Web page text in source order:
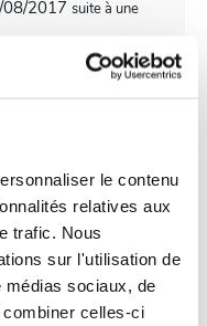
le contenu
relatives aux
trafic. Nous
sur l'utilisation de
médias sociaux, de
celles-ci
08/2017 suite à une
question